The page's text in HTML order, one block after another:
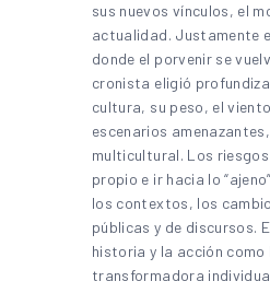
sus nuevos vínculos, el
actualidad. Justamente
donde el porvenir se
cronista eligió
cultura, su peso, el
escenarios
multicultural. Los
propio e ir hacia lo
los contextos, los
públicas y de discursos.
historia y la acción como
transformadora